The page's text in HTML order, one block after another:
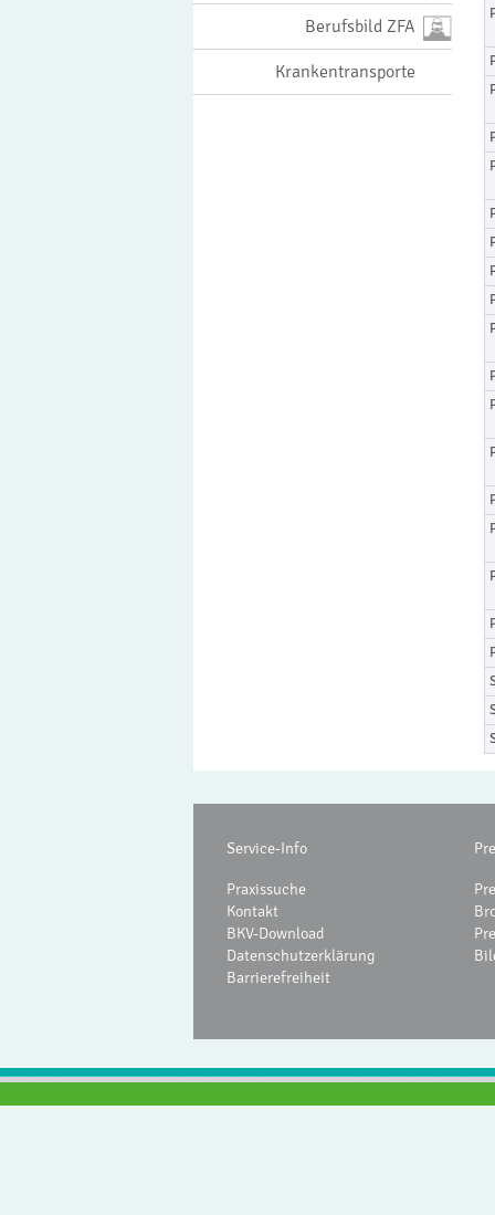
Berufsbild ZFA
Krankentransporte
Service-Info
Praxissuche
Kontakt
BKV-Download
Datenschutzerklärung
Barrierefreiheit